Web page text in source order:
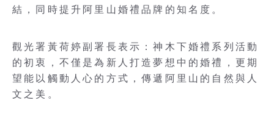
結，同時提升阿里山婚禮品牌的知名度。
觀光署黃荷婷副署長表示：神木下婚禮系列活動
的初衷，不僅是為新人打造夢想中的婚禮，更期
望能以觸動人心的方式，傳遞阿里山的自然與人
文之美。